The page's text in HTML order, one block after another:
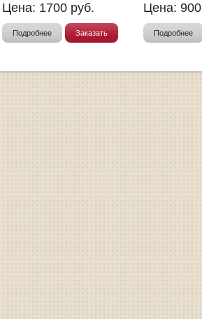
Цена: 1700 руб.
Подробнее Заказать
Цена: 900
Подробнее